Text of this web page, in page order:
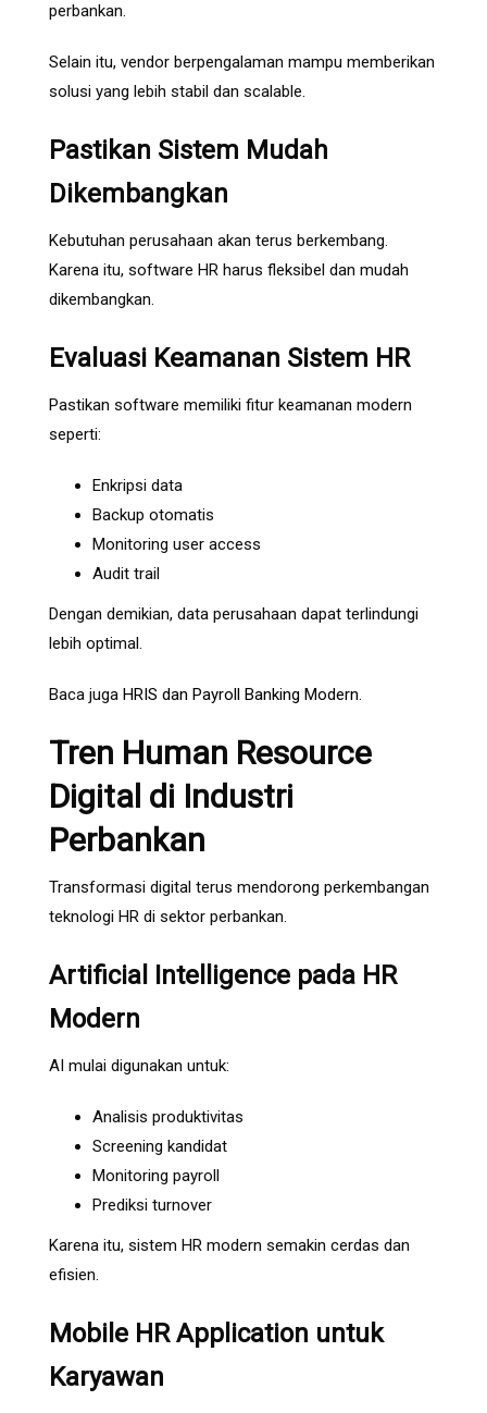
perbankan.
Selain itu, vendor berpengalaman mampu memberikan
solusi yang lebih stabil dan scalable.
Pastikan Sistem Mudah
Dikembangkan
Kebutuhan perusahaan akan terus berkembang.
Karena itu, software HR harus fleksibel dan mudah
dikembangkan.
Evaluasi Keamanan Sistem HR
Pastikan software memiliki fitur keamanan modern
seperti:
Enkripsi data
Backup otomatis
Monitoring user access
Audit trail
Dengan demikian, data perusahaan dapat terlindungi
lebih optimal.
Baca juga HRIS dan Payroll Banking Modern.
Tren Human Resource
Digital di Industri
Perbankan
Transformasi digital terus mendorong perkembangan
teknologi HR di sektor perbankan.
Artificial Intelligence pada HR
Modern
AI mulai digunakan untuk:
Analisis produktivitas
Screening kandidat
Monitoring payroll
Prediksi turnover
Karena itu, sistem HR modern semakin cerdas dan
efisien.
Mobile HR Application untuk
Karyawan